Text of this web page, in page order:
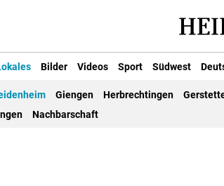
Bilder Videos Sport Südwest
Giengen Herbrechtingen
Nachbarschaft